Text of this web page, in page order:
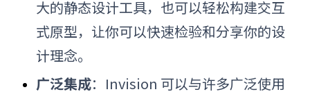
大的静态设计工具，也可以轻松构建交互
式原型，让你可以快速检验和分享你的设
计理念。
广泛集成： Invision 可以与许多广泛使用